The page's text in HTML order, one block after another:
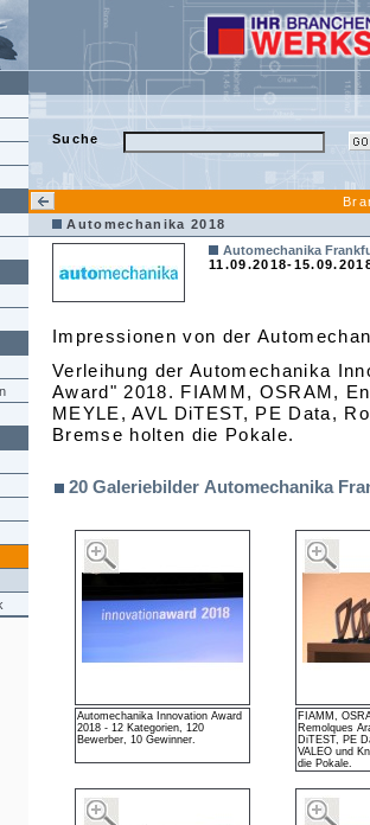
Suche
Automechanika 2018
Automechanika
11.09.2018-
Impressionen von der
Verleihung der Automechanika
Award" 2018. FIAMM, OSRAM,
MEYLE, AVL DiTEST, PE Data,
Bremse holten die Pokale.
20 Galeriebilder Automechanika
Automechanika Innovation Award
2018 - 12 Kategorien, 120
Bewerber, 10 Gewinner.
FIAMM,
Remolques
DiTEST, PE
VALEO und
die Pokale.